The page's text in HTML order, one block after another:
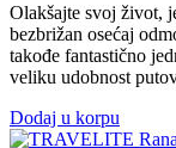
Olakšajte svoj život,
bezbrižan osećaj
takođe fantastično
veliku udobnost
Dodaj u korpu